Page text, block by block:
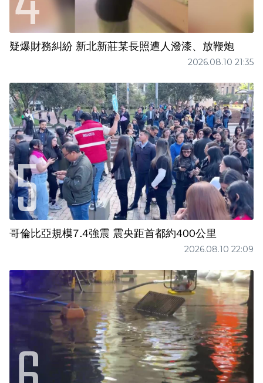
疑爆財務糾紛 新北新莊某長照遭人潑漆、放鞭炮
2026.08.10 21:35
哥倫比亞規模7.4強震 震央距首都約400公里
2026.08.10 22:09